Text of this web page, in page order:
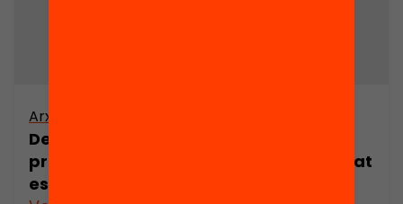
Arxiu
De l’aula d’acollida a l’aula ordinària:
processos d’escolarització de l’alumnat
estranger